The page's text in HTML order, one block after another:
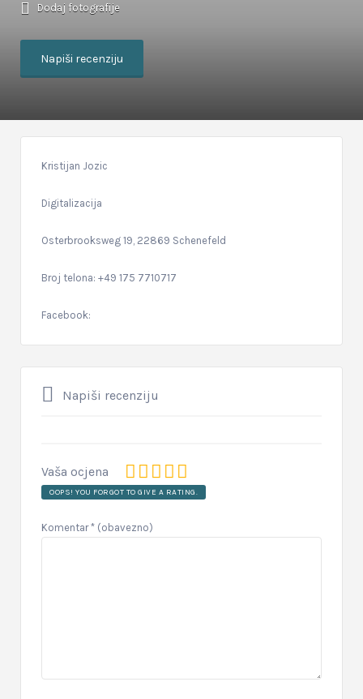
Dodaj fotografije
Napiši recenziju
Kristijan Jozic
Digitalizacija
Osterbrooksweg 19, 22869 Schenefeld
Broj telona: +49 175 7710717
Facebook:
Napiši recenziju
Vaša ocjena
OOPS! YOU FORGOT TO GIVE A RATING.
Komentar* (obavezno)